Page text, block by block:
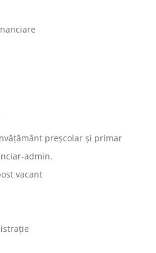
preșcolar și primar
admin.
vacant